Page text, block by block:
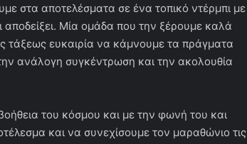
στα αποτελέσματα σε ένα τοπικό ντέρμπι με
Μία ομάδα που την ξέρουμε καλά
τάξεως ευκαιρία να κάμνουμε τα πράγματα
ανάλογη συγκέντρωση και την ακολουθία
του κόσμου και με την φωνή του και
και να συνεχίσουμε τον μαραθώνιο τις